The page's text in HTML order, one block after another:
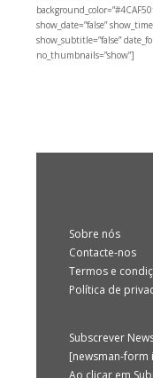
show_date=”false”
show_subtitle=”false”
no_thumbnails=”show”]
Sobre nós
Contacte-nos
Termos e
Política de
Subscrever
[newsman-form